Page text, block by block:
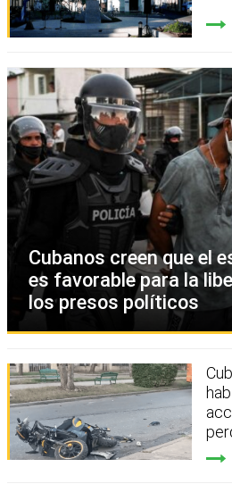
Cubanos creen que el
es favorable para la
los presos políticos